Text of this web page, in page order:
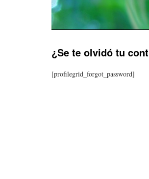
¿Se te olvidó tu
[profilegrid_forgot_password]